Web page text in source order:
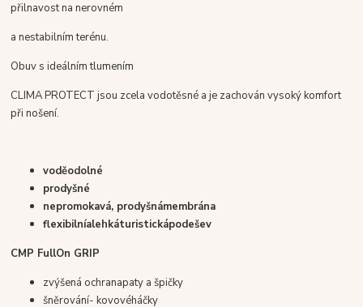
přilnavost na nerovném
a nestabilním terénu.
Obuv s ideálním tlumením
CLIMA PROTECT jsou zcela vodotěsné a je zachován vysoký komfort
při nošení.
voděodolné
prodyšné
nepromokavá, prodyšnámembrána
flexibilníalehkáturistickápodešev
CMP FullOn GRIP
zvýšená ochranapaty a špičky
šněrování- kovovéháčky